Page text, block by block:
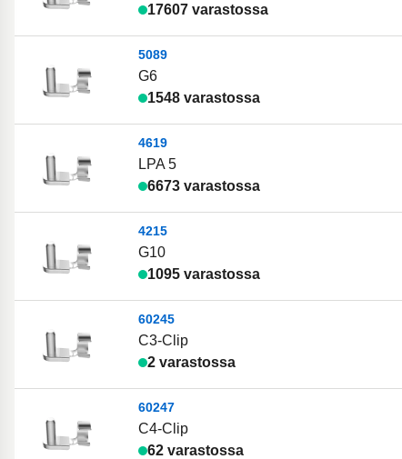
17607 varastossa
5089
G6
1548 varastossa
4619
LPA 5
6673 varastossa
4215
G10
1095 varastossa
60245
C3-Clip
2 varastossa
60247
C4-Clip
62 varastossa